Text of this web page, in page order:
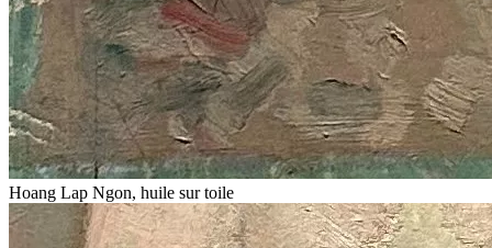
Hoang Lap Ngon, huile sur toile